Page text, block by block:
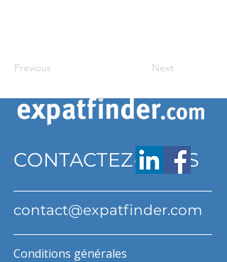
Previous Next
CONTACTEZ-NOUS
contact@expatfinder.com
Conditions générales